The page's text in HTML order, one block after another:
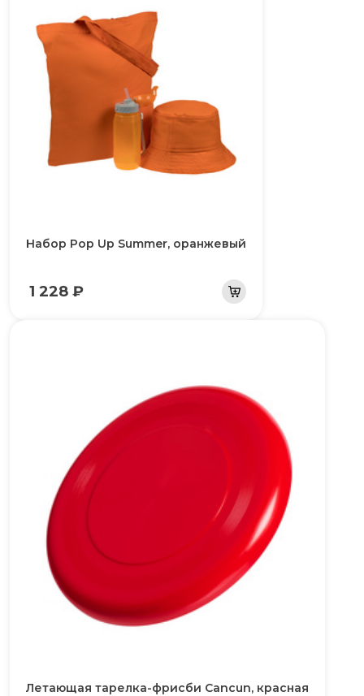
Набор Pop Up Summer, оранжевый
1 228 ₽
Летающая тарелка-фрисби Cancun, красная